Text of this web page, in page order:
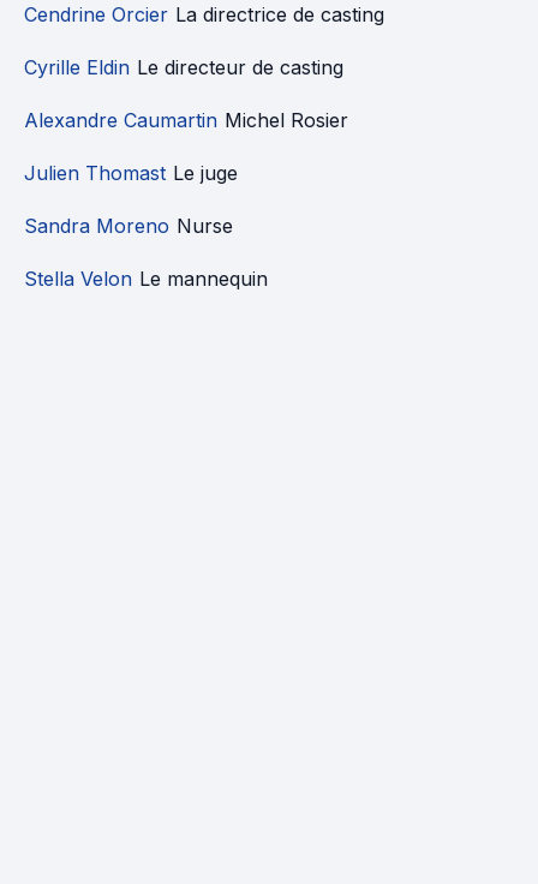
Cendrine Orcier La directrice de casting
Cyrille Eldin Le directeur de casting
Alexandre Caumartin Michel Rosier
Julien Thomast Le juge
Sandra Moreno Nurse
Stella Velon Le mannequin